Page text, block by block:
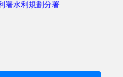
署水利規劃分署